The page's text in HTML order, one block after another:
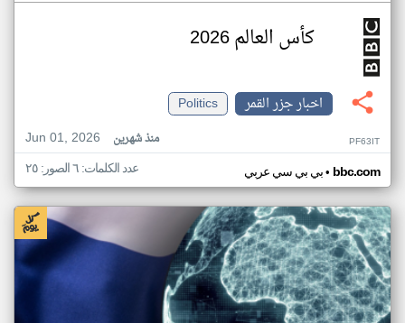
كأس العالم 2026
اخبار جزر القمر
Politics
Jun 01, 2026
منذ شهرين PF63IT
بي بي سي عربي• bbc.com عدد الكلمات: ٦ الصور: ٢٥